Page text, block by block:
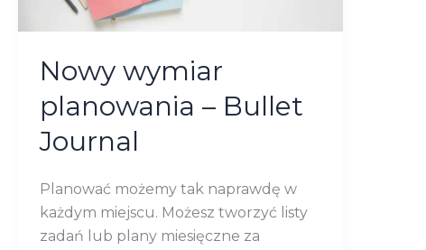
Nowy wymiar
planowania – Bullet
Journal
Planować możemy tak naprawdę w
każdym miejscu. Możesz tworzyć listy
zadań lub plany miesięczne za